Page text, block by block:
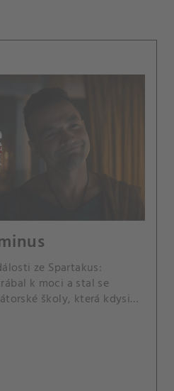
ze Spartakus:
k moci a stal se
školy, která kdysi
podívané, která uráží